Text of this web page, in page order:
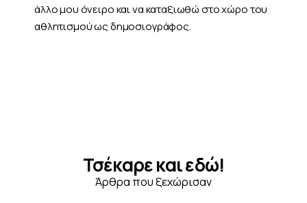
άλλο μου όνειρο και να καταξιωθώ στο χώρο του
αθλητισμού ως δημοσιογράφος.
Τσέκαρε και εδώ!
Άρθρα που ξεχώρισαν